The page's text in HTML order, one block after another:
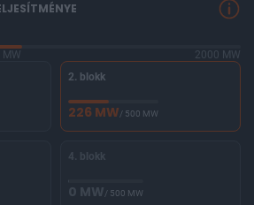
MW
2000 MW
2. blokk
226 MW/ 500 MW
4. blokk
0 MW/ 500 MW